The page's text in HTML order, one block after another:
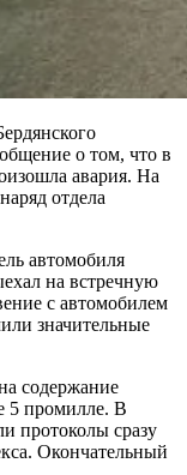
о том, что в
авария. На
отдела
автомобиля
на встречную
с автомобилем
значительные
содержание
5 промилле. В
протоколы сразу
Окончательный